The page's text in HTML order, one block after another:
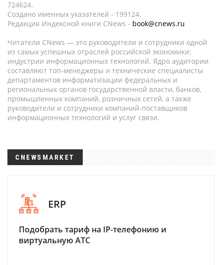
724624.
Создано именных указателей - 199124.
Редакция Индексной книги CNews - book@cnews.ru
Читатели CNews — это руководители и сотрудники одной
из самых успешных отраслей российской экономики:
индустрии информационных технологий. Ядро аудитории
составляют топ-менеджеры и технические специалисты
департаментов информатизации федеральных и
региональных органов государственной власти, банков,
промышленных компаний, розничных сетей, а также
руководители и сотрудники компаний-поставщиков
информационных технологий и услуг связи.
CNEWSMARKET
ERP
Подобрать тариф на IP-телефонию и
виртуальную АТС